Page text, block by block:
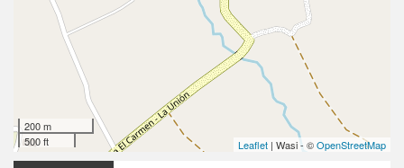
200 m
500 ft
Leaflet | Wasi - ©OpenStreetMap